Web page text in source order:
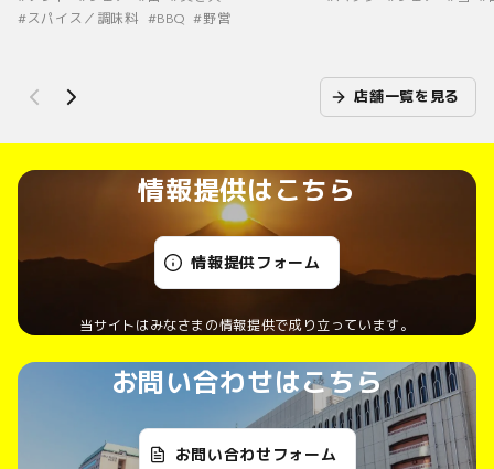
#スパイス／調味料 #BBQ #野営
店舗一覧を見る
情報提供はこちら
情報提供フォーム
当サイトはみなさまの情報提供で成り立っています。
お問い合わせはこちら
お問い合わせフォーム